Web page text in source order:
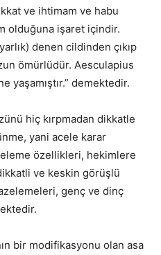
ve ihtimam ve habu
olduğuna işaret içindir.
denen cildinden çıkıp
ömürlüdür. Aesculapius
yaşamıştır.” demektedir.
hiç kırpmadan dikkatle
yani acele karar
özellikleri, hekimlere
ve keskin görüşlü
genç ve dinç
bir modifikasyonu olan asa